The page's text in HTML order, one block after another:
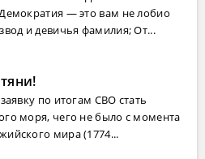
— это вам не лобио
и девичья фамилия; От...
по итогам СВО стать
моря, чего не было с момента
мира (1774...